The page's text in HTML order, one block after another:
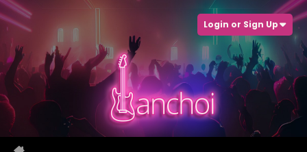
Login or Sign Up